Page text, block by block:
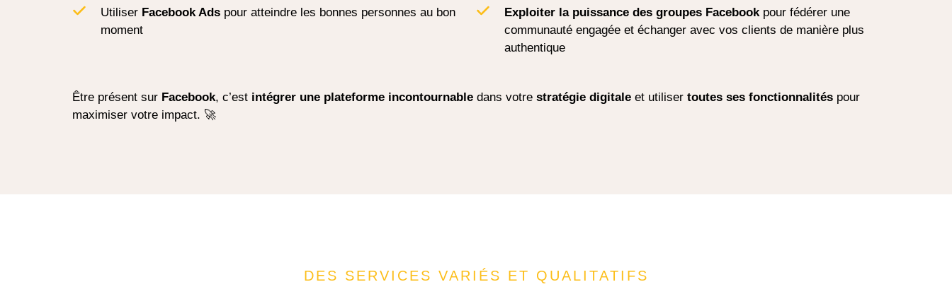
Utiliser Facebook Ads pour atteindre les bonnes personnes au bon
moment
Exploiter la puissance des groupes Facebookpour fédérer une
communauté engagée et échanger avec vos clients de manière plus
authentique
Être présent sur Facebook, c’est intégrer une plateforme incontournable dans votre stratégie digitale et utiliser toutes ses fonctionnalités pour
maximiser votre impact. 🚀
DES SERVICES VARIÉS ET QUALITATIFS